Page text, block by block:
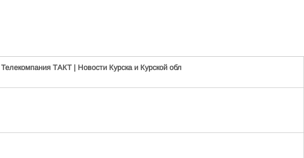
Телекомпания ТАКТ | Новости Курска и Курской обл